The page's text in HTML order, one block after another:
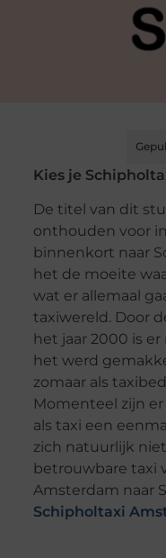
Kies je
De titel van dit
onthouden voor
binnenkort naar
het de moeite
wat er allemaal
taxiwereld. Door
het jaar 2000 is
het werd
zomaar als
Momenteel zijn
als taxi een
zich natuurlijk
betrouwbare taxi
Amsterdam naar
Schipholtaxi